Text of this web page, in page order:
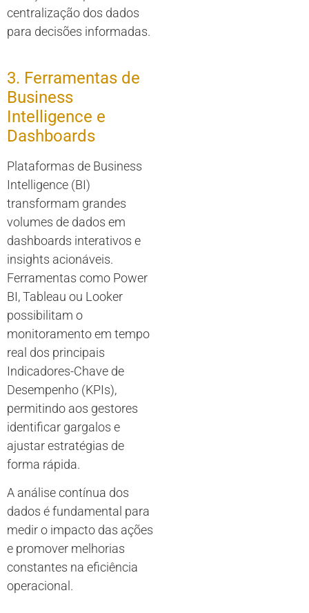
centralização dos dados
para decisões informadas.
3. Ferramentas de
Business
Intelligence e
Dashboards
Plataformas de Business
Intelligence (BI)
transformam grandes
volumes de dados em
dashboards interativos e
insights acionáveis.
Ferramentas como Power
BI, Tableau ou Looker
possibilitam o
monitoramento em tempo
real dos principais
Indicadores-Chave de
Desempenho (KPIs),
permitindo aos gestores
identificar gargalos e
ajustar estratégias de
forma rápida.
A análise contínua dos
dados é fundamental para
medir o impacto das ações
e promover melhorias
constantes na eficiência
operacional.